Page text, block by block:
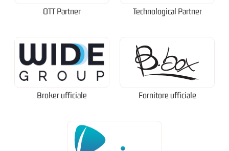
OTT Partner Technological Partner
Broker ufficiale Fornitore ufficiale